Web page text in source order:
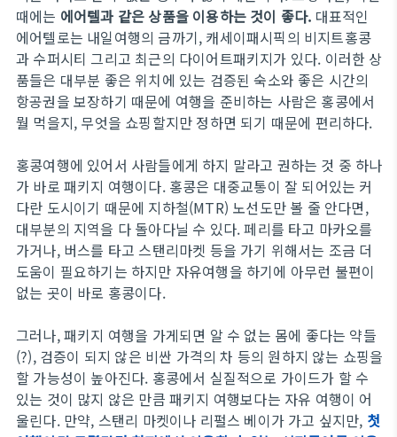
때에는 에어텔과 같은 상품을 이용하는 것이 좋다. 대표적인
에어텔로는 내일여행의 금까기, 캐세이패시픽의 비지트홍콩
과 수퍼시티 그리고 최근의 다이어트패키지가 있다. 이러한 상
품들은 대부분 좋은 위치에 있는 검증된 숙소와 좋은 시간의
항공권을 보장하기 때문에 여행을 준비하는 사람은 홍콩에서
뭘 먹을지, 무엇을 쇼핑할지만 정하면 되기 때문에 편리하다.
홍콩여행에 있어서 사람들에게 하지 말라고 권하는 것 중 하나
가 바로 패키지 여행이다. 홍콩은 대중교통이 잘 되어있는 커
다란 도시이기 때문에 지하철(MTR) 노선도만 볼 줄 안다면,
대부분의 지역을 다 돌아다닐 수 있다. 페리를 타고 마카오를
가거나, 버스를 타고 스탠리마켓 등을 가기 위해서는 조금 더
도움이 필요하기는 하지만 자유여행을 하기에 아무런 불편이
없는 곳이 바로 홍콩이다.
그러나, 패키지 여행을 가게되면 알 수 없는 몸에 좋다는 약들
(?), 검증이 되지 않은 비싼 가격의 차 등의 원하지 않는 쇼핑을
할 가능성이 높아진다. 홍콩에서 실질적으로 가이드가 할 수
있는 것이 많지 않은 만큼 패키지 여행보다는 자유 여행이 어
울린다. 만약, 스탠리 마켓이나 리펄스 베이가 가고 싶지만, 첫